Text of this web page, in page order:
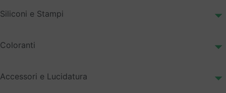
Siliconi e Stampi
Coloranti
Accessori e Lucidatura